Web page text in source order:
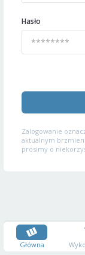
Hasło
Zalogowanie
aktualnym
prosimy o
Główna